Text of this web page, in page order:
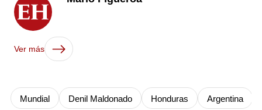
Ver más
Mundial Denil Maldonado Honduras Argentina